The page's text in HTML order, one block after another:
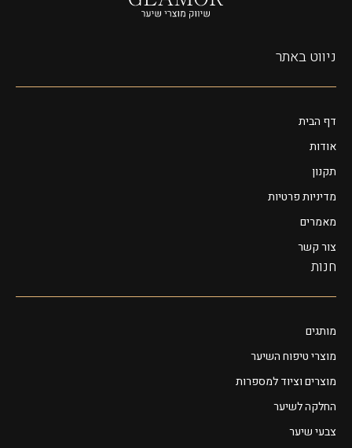
ניווט באתר
דף הבית
אודות
תקנון
מדיניות פרטיות
מאמרים
צור קשר
חנות
מותגים
מוצרי טיפוח השיער
מוצרים וציוד למספרות
החלקה לשיער
צבעי שיער